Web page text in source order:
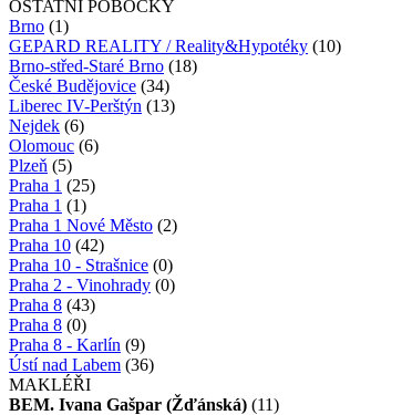
OSTATNÍ POBOČKY
Brno (1)
GEPARD REALITY / Reality&Hypotéky (10)
Brno-střed-Staré Brno (18)
České Budějovice (34)
Liberec IV-Perštýn (13)
Nejdek (6)
Olomouc (6)
Plzeň (5)
Praha 1 (25)
Praha 1 (1)
Praha 1 Nové Město (2)
Praha 10 (42)
Praha 10 - Strašnice (0)
Praha 2 - Vinohrady (0)
Praha 8 (43)
Praha 8 (0)
Praha 8 - Karlín (9)
Ústí nad Labem (36)
MAKLÉŘI
BEM. Ivana Gašpar (Žďánská) (11)